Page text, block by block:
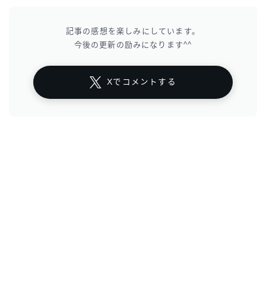
記事の感想を楽しみにしています。
今後の更新の励みになります^^
Xでコメントする